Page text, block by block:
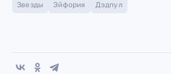
Звезды Эйфория Дэдпул